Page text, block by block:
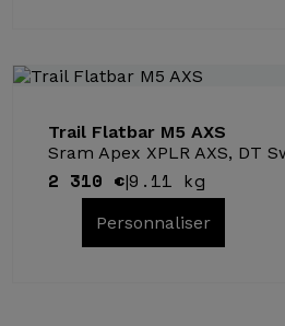
Trail Flatbar M5 AXS
Sram Apex XPLR AXS, DT
2 310 €|9.11 kg
Personnaliser